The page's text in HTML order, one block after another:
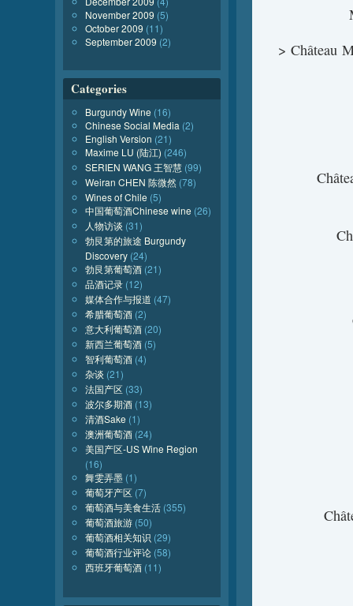
> Château
November 2009 (5)
October 2009 (11)
September 2009 (2)
Categories
Burgundy Wine (16)
Chinese Social Media (2)
English Version (21)
Maxime LU (陆江) (246)
SERIEN WANG 王智慧 (99)
Weiran CHEN 陈微然 (78)
Wines of Chile (5)
中国葡萄酒Chinese wine (26)
人物访谈 (31)
勃艮第的旅途 Burgundy
Discovery (24)
勃艮第葡萄酒 (21)
品酒记录 (12)
媒体合作与报道 (47)
希腊葡萄酒 (2)
意大利葡萄酒 (20)
新西兰葡萄酒 (5)
智利葡萄酒 (4)
杂谈 (21)
法国产区 (33)
波尔多期酒 (13)
清酒Sake (1)
澳洲葡萄酒 (24)
美国产区-US Wine Region
(16)
舞雯弄墨 (1)
葡萄牙产区 (7)
葡萄酒与美食生活 (355)
葡萄酒旅游 (50)
葡萄酒相关知识 (29)
葡萄酒行业评论 (58)
西班牙葡萄酒 (11)